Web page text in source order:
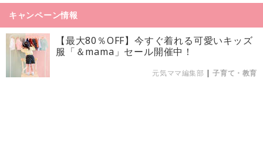
キャンペーン情報
【最大80％OFF】今すぐ着れる可愛いキッズ
服「＆mama」セール開催中！
元気ママ編集部 |子育て・教育